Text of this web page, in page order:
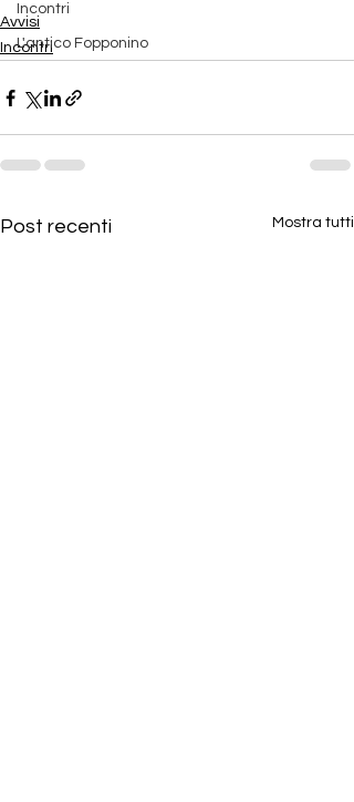
Incontri
L'antico Fopponino
Avvisi
Incontri
Post recenti Mostra tutti